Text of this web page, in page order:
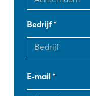
Bedrijf
E-mail